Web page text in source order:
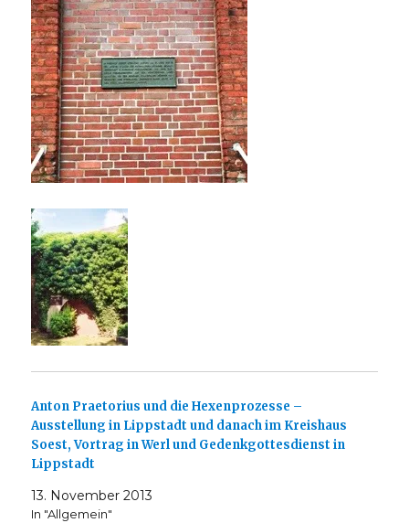
Anton Praetorius und die Hexenprozesse –
Ausstellung in Lippstadt und danach im Kreishaus
Soest, Vortrag in Werl und Gedenkgottesdienst in
Lippstadt
13. November 2013
In "Allgemein"